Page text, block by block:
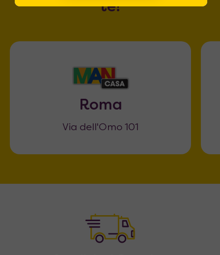
te!
Roma
Via dell'Omo 101